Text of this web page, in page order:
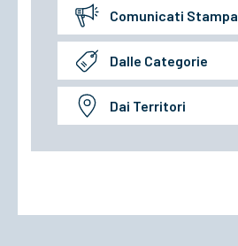
Comunicati Stampa
Dalle Categorie
Dai Territori